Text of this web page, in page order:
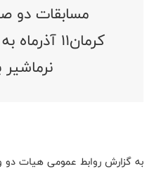
مسابقات دو
کرمان11
به گزارش روابط عمومی هیات دو